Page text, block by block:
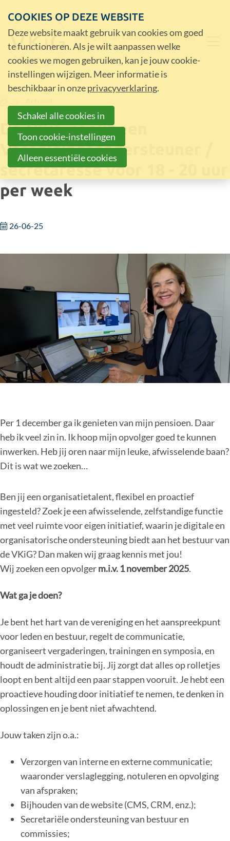
De VKiG zoekt een
Verenigingsondersteuner /
secretaresse voor 18 - 20 uur
per week
26-06-25
Per 1 december ga ik genieten van mijn pensioen. Daar
heb ik veel zin in. Ik hoop mijn opvolger goed te kunnen
inwerken. Heb jij oren naar mijn leuke, afwisselende baan?
Dit is wat we zoeken…
Ben jij een organisatietalent, flexibel en proactief
ingesteld? Zoek je een afwisselende, zelfstandige functie
met veel ruimte voor eigen initiatief, waarin je digitale en
organisatorische ondersteuning biedt aan het bestuur van
de VKiG? Dan maken wij graag kennis met jou!
Wij zoeken een opvolgerm.i.v. 1 november 2025.
Wat ga je doen?
Je bent het hart van de vereniging en het aanspreekpunt
voor leden en bestuur, regelt de communicatie,
organiseert vergaderingen, trainingen en symposia, en
houdt de administratie bij. Jij zorgt dat alles op rolletjes
loopt en bent altijd een paar stappen vooruit. Je hebt een
proactieve houding door initiatief te nemen, te denken in
oplossingen en je bent niet afwachtend.
Jouw taken zijn o.a.:
Verzorgen van interne en externe communicatie;
waaronder verslaglegging, notuleren en opvolging
van afspraken;
Bijhouden van de website (CMS, CRM, enz.);
Secretariële ondersteuning van bestuur en
commissies;
COOKIES OP DEZE WEBSITE
Deze website maakt gebruik van cookies om goed
te functioneren. Als je wilt aanpassen welke
cookies we mogen gebruiken, kan je jouw cookie-
instellingen wijzigen. Meer informatie is
beschikbaar in onzeprivacyverklaring.
Schakel alle cookies in
Toon cookie-instellingen
Alleen essentiële cookies